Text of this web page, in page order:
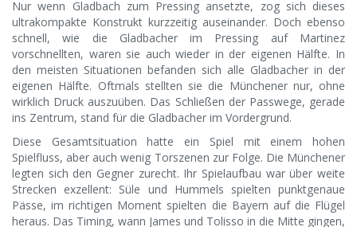
Nur wenn Gladbach zum Pressing ansetzte, zog sich dieses
ultrakompakte Konstrukt kurzzeitig auseinander. Doch ebenso
schnell, wie die Gladbacher im Pressing auf Martinez
vorschnellten, waren sie auch wieder in der eigenen Hälfte. In
den meisten Situationen befanden sich alle Gladbacher in der
eigenen Hälfte. Oftmals stellten sie die Münchener nur, ohne
wirklich Druck auszuüben. Das Schließen der Passwege, gerade
ins Zentrum, stand für die Gladbacher im Vordergrund.
Diese Gesamtsituation hatte ein Spiel mit einem hohen
Spielfluss, aber auch wenig Torszenen zur Folge. Die Münchener
legten sich den Gegner zurecht. Ihr Spielaufbau war über weite
Strecken exzellent: Süle und Hummels spielten punktgenaue
Pässe, im richtigen Moment spielten die Bayern auf die Flügel
heraus. Das Timing, wann James und Tolisso in die Mitte gingen,